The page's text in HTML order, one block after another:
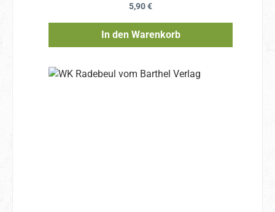
Regulärer Preis:
5,90 €
In den Warenkorb